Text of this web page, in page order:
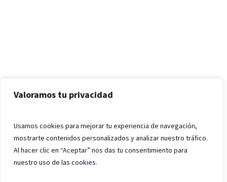
Valoramos tu privacidad
Usamos cookies para mejorar tu experiencia de navegación,
mostrarte contenidos personalizados y analizar nuestro tráfico.
Al hacer clic en “Aceptar” nos das tu consentimiento para
nuestro uso de las cookies.